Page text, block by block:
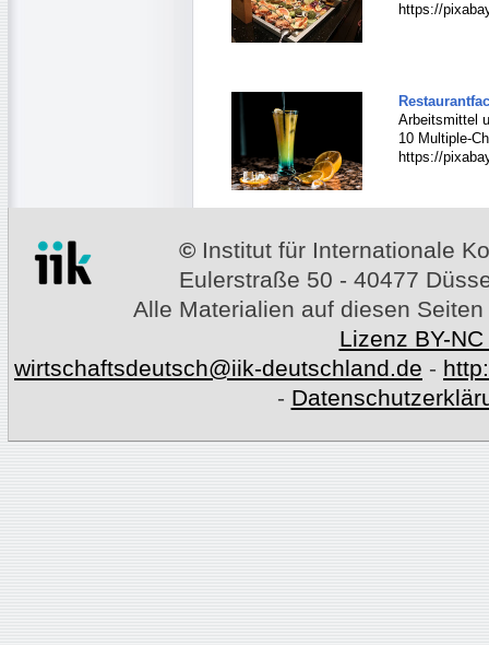
https://
Arbeitsmittel
10 Multiple-
https://
© Institut für Internationale
Eulerstraße 50 - 40477
Alle Materialien auf diesen
Lizenz BY-
wirtschaftsdeutsch@iik-deutschland.de -
-